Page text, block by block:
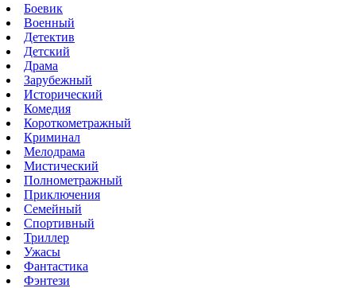
Боевик
Военный
Детектив
Детский
Драма
Зарубежный
Исторический
Комедия
Короткометражный
Криминал
Мелодрама
Мистический
Полнометражный
Приключения
Семейный
Спортивный
Триллер
Ужасы
Фантастика
Фэнтези